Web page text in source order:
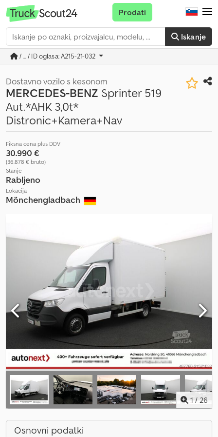
Iskanje
Prodati
/ ... / ID oglasa: A215-21-032
Dostavno vozilo s kesonom
MERCEDES-BENZ Sprinter 519
Aut.*AHK 3,0t*
Distronic+Kamera+Nav
Fiksna cena plus DDV
30.990 €
(36.878 € bruto)
Stanje
Rabljeno
Lokacija
Mönchengladbach
1 /26
Osnovni podatki